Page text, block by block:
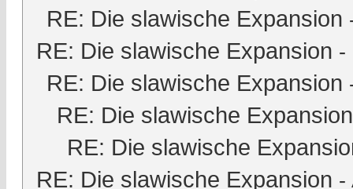
RE: Die slawische Expansion
RE: Die slawische Expansion -
RE: Die slawische Expansion
RE: Die slawische Expansion
RE: Die slawische
RE: Die slawische Expansion -